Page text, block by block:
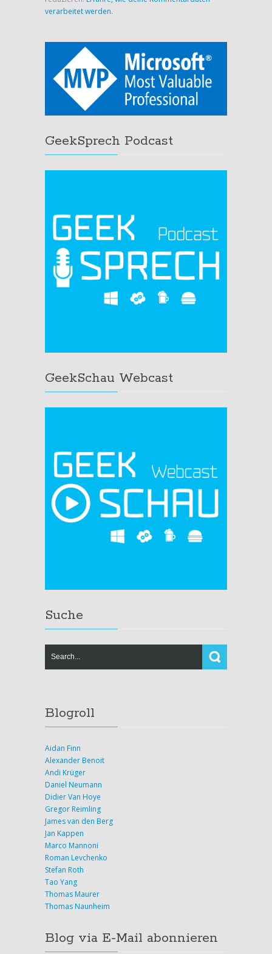
verarbeitet werden.
GeekSprech Podcast
GeekSchau Webcast
Suche
Blogroll
Aidan Finn
Alexander Benoit
Andi Krüger
Daniel Neumann
Didier Van Hoye
Gregor Reimling
James van den Berg
Jan Kappen
Marco Mannoni
Roman Levchenko
Stefan Roth
Tao Yang
Thomas Maurer
Thomas Naunheim
Blog via E-Mail abonnieren